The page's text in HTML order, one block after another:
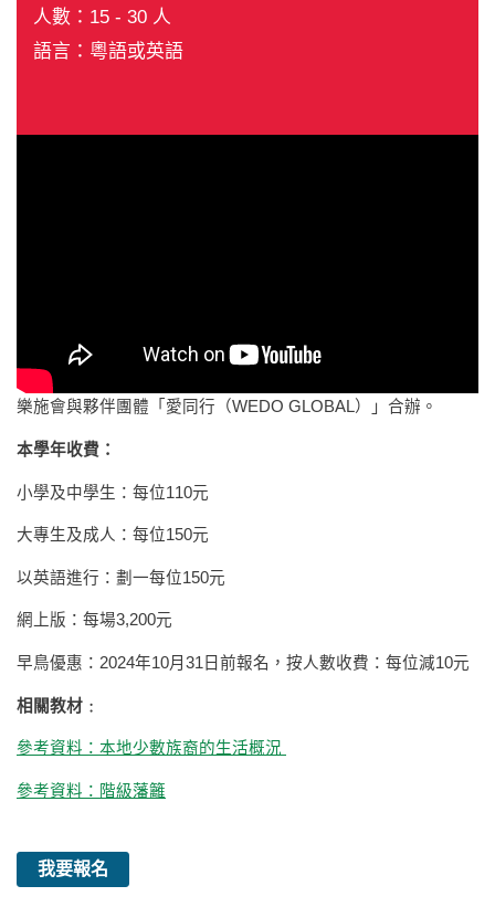
人數：15 - 30 人
語言：粵語或英語
樂施會與夥伴團體「愛同行（WEDO GLOBAL）」合辦。
本學年收費：
小學及中學生：每位110元
大專生及成人：每位150元
以英語進行：劃一每位150元
網上版：每場3,200元
早鳥優惠：2024年10月31日前報名，按人數收費：每位減10元
相關教材﹕
參考資料：本地少數族裔的生活概況
參考資料：階級藩籬
我要報名